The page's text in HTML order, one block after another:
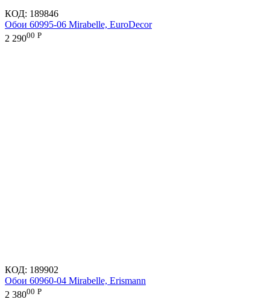
КОД: 189846
Обои 60995-06 Mirabelle, EuroDecor
2 29000 Р
КОД: 189902
Обои 60960-04 Mirabelle, Erismann
2 38000 Р